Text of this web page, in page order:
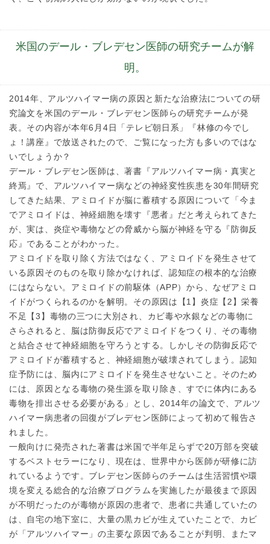
米国のデール・ブレデセン医師の研究チームが解
明。
2014年、アルツハイマー病の原因と新たな治療法についての研
究論文を米国のデール・ブレデセン医師らの研究チームが発
表。その内容が本年6月4日「テレビ朝日系」『林修の今でし
ょ！講座』で放送されたので、ご覧になった方も多いのではな
いでしょうか？
デール・ブレデセン医師は、著書『アルツハイマー病・真実と
終焉』で、アルツハイマー病などの神経変性疾患を30年間研究
してきた結果、アミロイドが脳に蓄積する原因について「今ま
でアミロイドは、神経細胞を壊す『悪者』だと考えられてきた
が、実は、炎症や毒物などの脅威から脳が神経を守る『防御反
応』であることがわかった。
アミロイドを取り除く方法ではなく、アミロイドを発生させて
いる原因そのものを取り除かなければ、認知症の根本的な治療
にはならない。アミロイドの前駆体（APP）から、なぜアミロ
イドがつくられるのかを解明。その原因は【1】炎症【2】栄養
不足【3】毒物の三つに大別され、カビ毒や水銀などの毒物に
さらされると、脳は防御反応でアミロイドをつくり、その毒物
と結合させて神経細胞を守ろうとする。しかしその防御反応で
アミロイドが蓄積すると、神経細胞が破壊されてしまう。認知
症予防には、脳内にアミロイドを発生させないこと。そのため
には、原因となる毒物の発生源を取り除き、すでに体内にある
毒物を排出させる必要がある」とし、2014年の論文で、アルツ
ハイマー病患者の回復がブレデセン医師によって初めて報告さ
れました。
一般向けに発売された著書は米国で半年足らずで20万部を突破
するベストセラーになり、現在は、世界中から医師が研修に訪
れているようです。ブレデセン医師らのチームは生活習慣や環
境を変える総合的な治療プログラムを実施したが最後まで原因
が不明だったのが毒物が原因の患者で、患者に共通していたの
は、自宅の地下室に、大量の黒カビが生えていたことで、カビ
が「アルツハイマー」の主要な原因であることが判明、またマ